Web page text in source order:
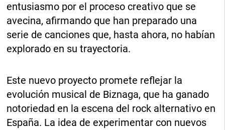
entusiasmo por el proceso creativo que se
avecina, afirmando que han preparado una
serie de canciones que, hasta ahora, no habían
explorado en su trayectoria.
Este nuevo proyecto promete reflejar la
evolución musical de Biznaga, que ha ganado
notoriedad en la escena del rock alternativo en
España. La idea de experimentar con nuevos